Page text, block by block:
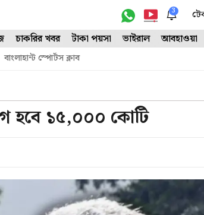
3
চাকরির খবর টাকা পয়সা ভাইরাল আবহাওয়া
বাংলাহান্ট স্পোর্টস ক্লাব
হবে ১৫,০০০ কোটি